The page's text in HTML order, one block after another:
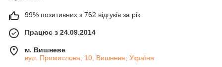
99% позитивних з 762 відгуків за рік
Працює з 24.09.2014
м. Вишневе
вул. Промислова, 10, Вишневе, Україна